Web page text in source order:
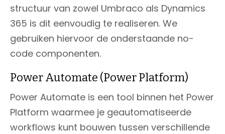
structuur van zowel Umbraco als Dynamics
365 is dit eenvoudig te realiseren. We
gebruiken hiervoor de onderstaande no-
code componenten.
Power Automate (Power Platform)
Power Automate is een tool binnen het Power
Platform waarmee je geautomatiseerde
workflows kunt bouwen tussen verschillende